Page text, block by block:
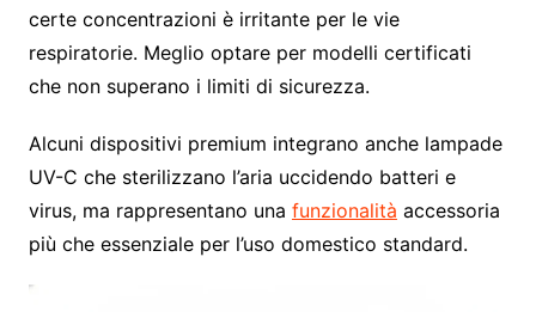
certe concentrazioni è irritante per le vie
respiratorie. Meglio optare per modelli certificati
che non superano i limiti di sicurezza.
Alcuni dispositivi premium integrano anche lampade
UV-C che sterilizzano l’aria uccidendo batteri e
virus, ma rappresentano una funzionalità accessoria
più che essenziale per l’uso domestico standard.